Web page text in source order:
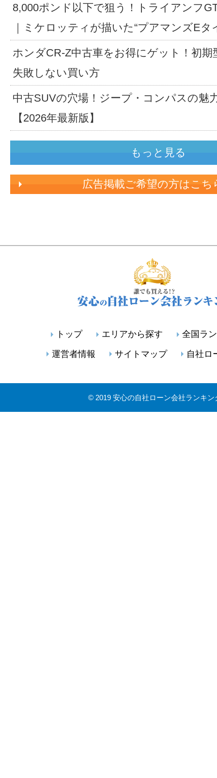
8,000ポンド以下で狙う！トライアンフ
｜ミケロッティが描いた“プアマンズEタ
ホンダCR-Z中古車をお得にゲット！初期
失敗しない買い方
中古SUVの穴場！ジープ・コンパスの魅
【2026年最新版】
もっと見る
広告掲載ご希望の方はこち
トップ エリアから探す 全国ラ
運営者情報 サイトマップ 自社ロ
© 2019 安心の自社ローン会社ランキン